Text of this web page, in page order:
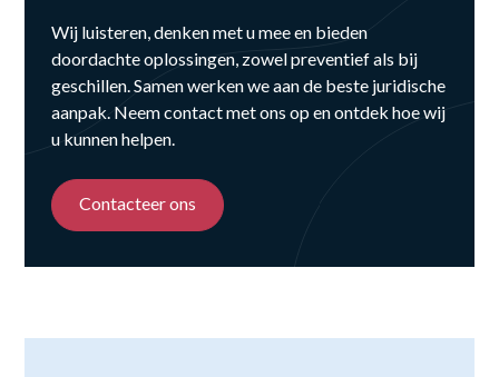
Wij luisteren, denken met u mee en bieden
doordachte oplossingen, zowel preventief als bij
geschillen. Samen werken we aan de beste juridische
aanpak. Neem contact met ons op en ontdek hoe wij
u kunnen helpen.
Contacteer ons